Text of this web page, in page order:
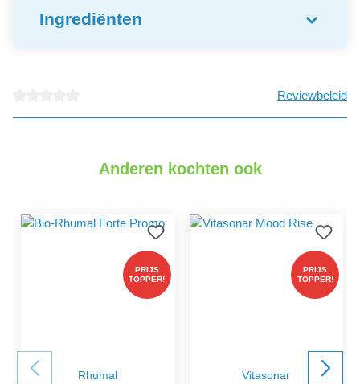
Ingrediënten
Reviewbeleid
Anderen kochten ook
PRIJS
TOPPER!
Rhumal
PRIJS
TOPPER!
Vitasonar